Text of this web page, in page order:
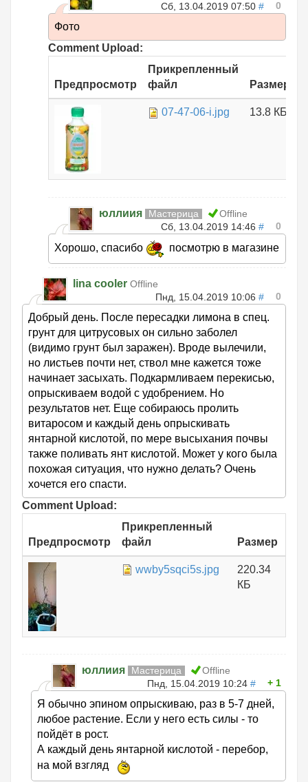
Сб, 13.04.2019 07:50 # 0
Фото
Comment Upload:
Предпросмотр
Прикрепленный
файл
Размер
07-47-06-i.jpg 13.8 КБ
юллиия Мастерица
Offline
Сб, 13.04.2019 14:46 # 0
Хорошо, спасибо посмотрю в магазине
lina cooler Offline
Пнд, 15.04.2019 10:06 # 0
Добрый день. После пересадки лимона в спец.
грунт для цитрусовых он сильно заболел
(видимо грунт был заражен). Вроде вылечили,
но листьев почти нет, ствол мне кажется тоже
начинает засыхать. Подкармливаем перекисью,
опрыскиваем водой с удобрением. Но
результатов нет. Еще собираюсь пролить
витаросом и каждый день опрыскивать
янтарной кислотой, по мере высыхания почвы
также поливать янт кислотой. Может у кого была
похожая ситуация, что нужно делать? Очень
хочется его спасти.
Comment Upload:
Предпросмотр
Прикрепленный
файл
Размер
wwby5sqci5s.jpg
220.34
КБ
юллиия Мастерица
Offline
Пнд, 15.04.2019 10:24 # 1
Я обычно эпином опрыскиваю, раз в 5-7 дней,
любое растение. Если у него есть силы - то
пойдёт в рост.
А каждый день янтарной кислотой - перебор,
на мой взгляд